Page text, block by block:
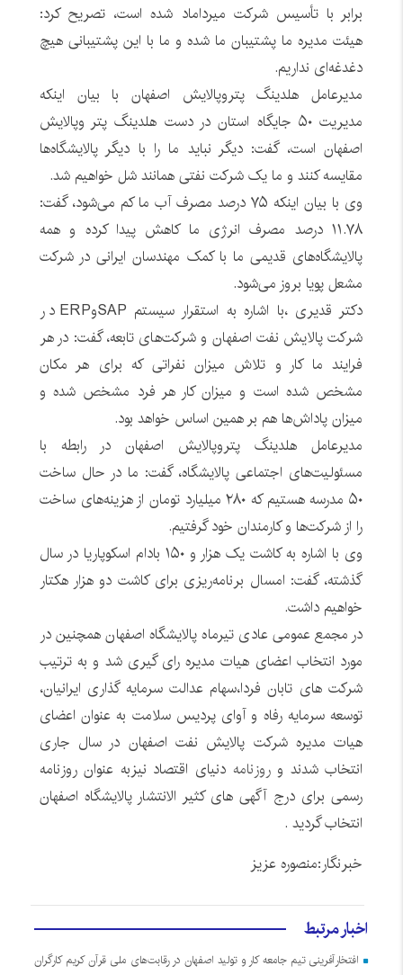
برابر با تأسیس شرکت میرداماد شده است، تصریح کرد:
هیئت مدیره ما پشتیبان ما شده و ما با این پشتیبانی هیچ
دغدغه‌ای نداریم.
مدیرعامل هلدینگ پتروپالایش اصفهان با بیان اینکه
مدیریت ۵٠ جایگاه استان در دست هلدینگ پتر وپالایش
اصفهان است، گفت: دیگر نباید ما را با دیگر پالایشگاه‌ها
مقایسه کنند و ما یک شرکت نفتی همانند شل خواهیم شد.
وی با بیان اینکه ٧۵ درصد مصرف آب ما کم می‌شود، گفت:
١١.٧٨ درصد مصرف انرژی ما کاهش پیدا کرده و همه
پالایشگاه‌های قدیمی ما با کمک مهندسان ایرانی در شرکت
مشعل پویا بروز می‌شود.
دکتر قدیری ،با اشاره به استقرار سیستم SAPوERP در
شرکت پالایش نفت اصفهان و شرکت‌های تابعه، گفت: در هر
فرایند ما کار و تلاش میزان نفراتی که برای هر مکان
مشخص شده است و میزان کار هر فرد مشخص شده و
میزان پاداش‌ها هم بر همین اساس خواهد بود.
مدیرعامل هلدینگ پتروپالایش اصفهان در رابطه با
مسئولیت‌های اجتماعی پالایشگاه، گفت: ما در حال ساخت
۵٠ مدرسه هستیم که ٢٨٠ میلیارد تومان از هزینه‌های ساخت
را از شرکت‌ها و کارمندان خود گرفتیم.
وی با اشاره به کاشت یک هزار و ١۵٠ بادام اسکوپاریا در سال
گذشته، گفت: امسال برنامه‌ریزی برای کاشت دو هزار هکتار
خواهیم داشت.
در مجمع عمومی عادی تیرماه پالایشگاه اصفهان همچنین در
مورد انتخاب اعضای هیات مدیره رای گیری شد و به ترتیب
شرکت های تابان فردا،سهام عدالت سرمایه گذاری ایرانیان،
توسعه سرمایه رفاه و آوای پردیس سلامت به عنوان اعضای
هیات مدیره شرکت پالایش نفت اصفهان در سال جاری
انتخاب شدند وروزنامه دنیای اقتصاد نيزبه عنوان روزنامه
رسمی برای درج آگهی های کثیر الانتشار پالایشگاه اصفهان
انتخاب گردید .
خبرنگار:منصوره عزیز
اخبار مرتبط
افتخارآفرینی تیم جامعه کار و تولید اصفهان در رقابت‌های ملی قرآن کریم کارگران